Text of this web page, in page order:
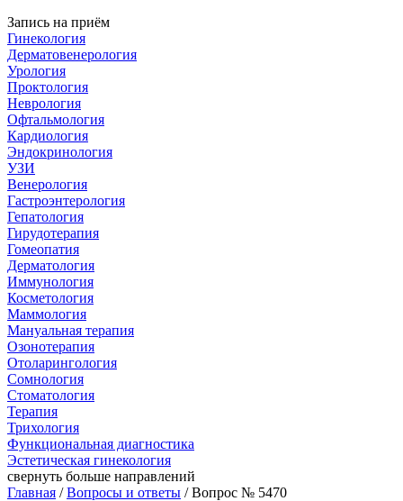
Запись на приём
Гинекология
Дерматовенерология
Урология
Проктология
Неврология
Офтальмология
Кардиология
Эндокринология
УЗИ
Венерология
Гастроэнтерология
Гепатология
Гирудотерапия
Гомеопатия
Дерматология
Иммунология
Косметология
Маммология
Мануальная терапия
Озонотерапия
Отоларингология
Сомнология
Стоматология
Терапия
Трихология
Функциональная диагностика
Эстетическая гинекология
свернуть больше направлений
Главная /Вопросы и ответы / Вопрос № 5470